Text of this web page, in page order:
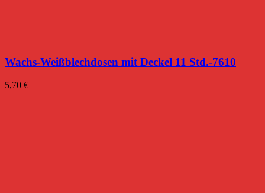
Wachs-Weißblechdosen mit Deckel 11 Std.-7610
5,70 €